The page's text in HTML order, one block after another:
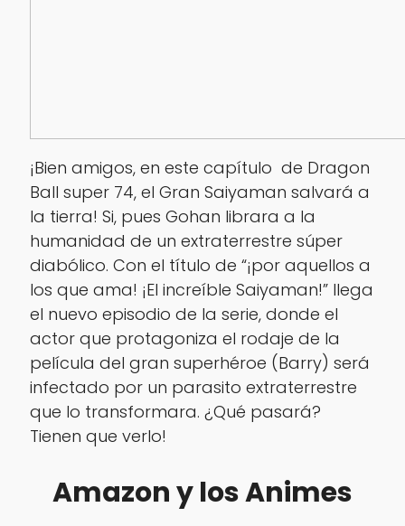
¡Bien amigos, en este capítulo de Dragon
Ball super 74, el Gran Saiyaman salvará a
la tierra! Si, pues Gohan librara a la
humanidad de un extraterrestre súper
diabólico. Con el título de “¡por aquellos a
los que ama! ¡El increíble Saiyaman!” llega
el nuevo episodio de la serie, donde el
actor que protagoniza el rodaje de la
película del gran superhéroe (Barry) será
infectado por un parasito extraterrestre
que lo transformara. ¿Qué pasará?
Tienen que verlo!
Amazon y los Animes